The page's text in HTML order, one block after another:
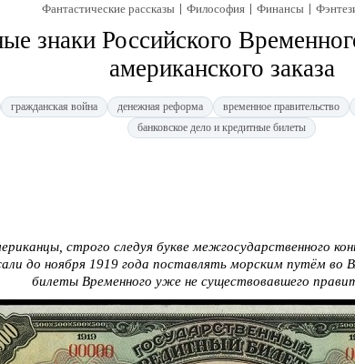
Фантастические рассказы | Философия | Финансы |
знаки Российского
американского заказа
гражданская война денежная реформа временное правительство
банковское дело и кредитные билеты
строго следуя букве межгосударственного
до ноября 1919 года поставлять морским путём во
билеты Временного уже не существовавшего